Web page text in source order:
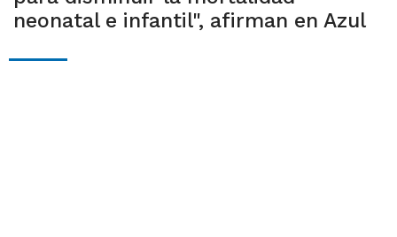
neonatal e infantil", afirman en Azul